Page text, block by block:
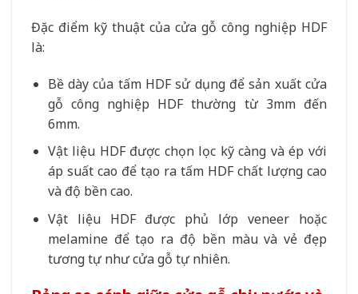
Đặc điểm kỹ thuật của cửa gỗ công nghiệp HDF
là:
Bề dày của tấm HDF sử dụng để sản xuất cửa
gỗ công nghiệp HDF thường từ 3mm đến
6mm.
Vật liệu HDF được chọn lọc kỹ càng và ép với
áp suất cao để tạo ra tấm HDF chất lượng cao
và độ bền cao.
Vật liệu HDF được phủ lớp veneer hoặc
melamine để tạo ra độ bền màu và vẻ đẹp
tương tự như cửa gỗ tự nhiên.